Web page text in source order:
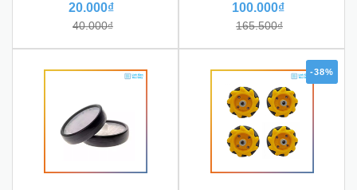
20.000₫
40.000₫
100.000₫
165.500₫
-38%